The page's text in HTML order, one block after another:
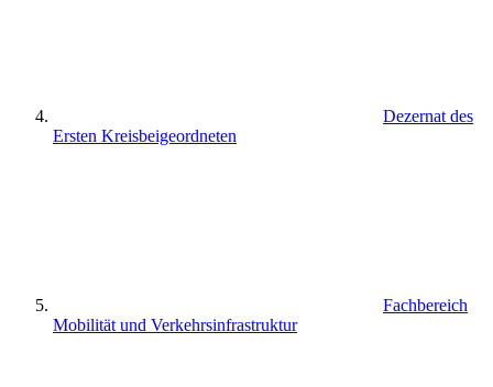
Dezernat des
Ersten Kreisbeigeordneten
Fachbereich
Mobilität und Verkehrsinfrastruktur